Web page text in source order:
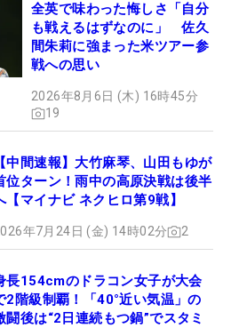
全英で味わった悔しさ「自分
も戦えるはずなのに」 佐久
間朱莉に強まった米ツアー参
戦への思い
2026年8月6日 (木) 16時45分
19
【中間速報】大竹麻琴、山田もゆが
位ターン！雨中の高原決戦は後半
【マイナビ ネクヒロ第9戦】
年7月24日 (金) 14時02分 2
長154cmのドラコン女子が大会
2階級制覇！「40°近い気温」の
闘後は“2日連続もつ鍋”でスタミ